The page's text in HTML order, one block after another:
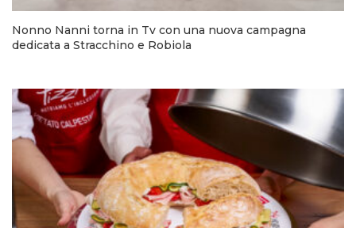
Nonno Nanni torna in Tv con una nuova campagna
dedicata a Stracchino e Robiola